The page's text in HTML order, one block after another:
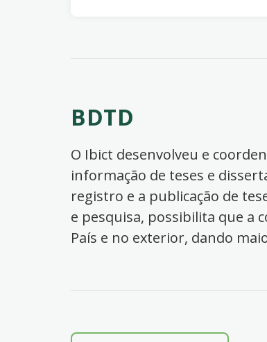
BDTD
O Ibict desenvolveu e
informação de teses e
registro e a publicação de
e pesquisa, possibilita que a
País e no exterior, dando